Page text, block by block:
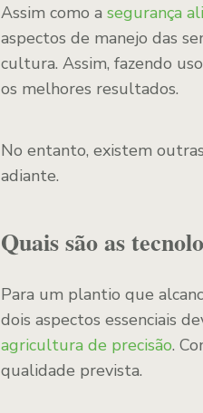
Assim como a segurança
aspectos de manejo das
cultura. Assim, fazendo
os melhores resultados.
No entanto, existem
adiante.
Quais são as
Para um plantio que
dois aspectos essenciais
agricultura de precisão.
qualidade prevista.